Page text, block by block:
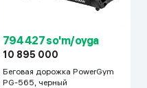
794 427 so'm/oyga
10 895 000
Беговая дорожка PowerGym
PG-565, черный